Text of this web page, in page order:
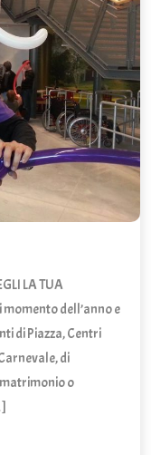
LA TUA
dell’anno e
di Piazza, Centri
di
o